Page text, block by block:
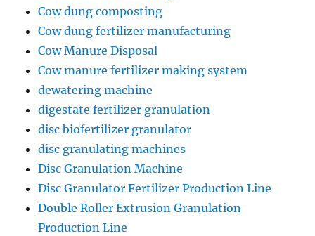
Cow dung composting
Cow dung fertilizer manufacturing
Cow Manure Disposal
Cow manure fertilizer making system
dewatering machine
digestate fertilizer granulation
disc biofertilizer granulator
disc granulating machines
Disc Granulation Machine
Disc Granulator Fertilizer Production Line
Double Roller Extrusion Granulation
Production Line